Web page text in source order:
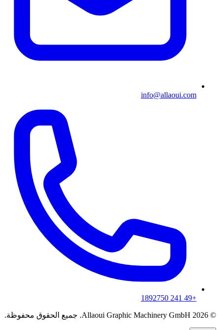
info@allaoui.com
+49 241 1892750
© 2026 Allaoui Graphic Machinery GmbH. جميع الحقوق محفوظة.